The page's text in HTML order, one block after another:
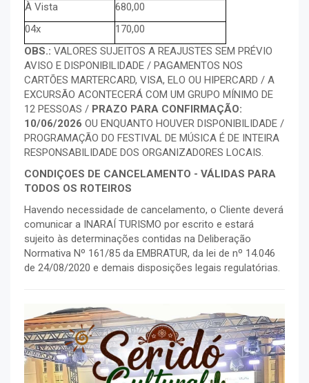
À Vista
680,00
04x
170,00
OBS.: VALORES SUJEITOS A REAJUSTES SEM PRÉVIO
AVISO E DISPONIBILIDADE / PAGAMENTOS NOS
CARTÕES MARTERCARD, VISA, ELO OU HIPERCARD / A
EXCURSÃO ACONTECERÁ COM UM GRUPO MÍNIMO DE
12 PESSOAS / PRAZO PARA CONFIRMAÇÃO:
10/06/2026 OU ENQUANTO HOUVER DISPONIBILIDADE /
PROGRAMAÇÃO DO FESTIVAL DE MÚSICA É DE INTEIRA
RESPONSABILIDADE DOS ORGANIZADORES LOCAIS.
CONDIÇOES DE CANCELAMENTO - VÁLIDAS PARA
TODOS OS ROTEIROS
Havendo necessidade de cancelamento, o Cliente deverá
comunicar a INARAÍ TURISMO por escrito e estará
sujeito às determinações contidas na Deliberação
Normativa Nº 161/85 da EMBRATUR, da lei de nº 14.046
de 24/08/2020 e demais disposições legais regulatórias.